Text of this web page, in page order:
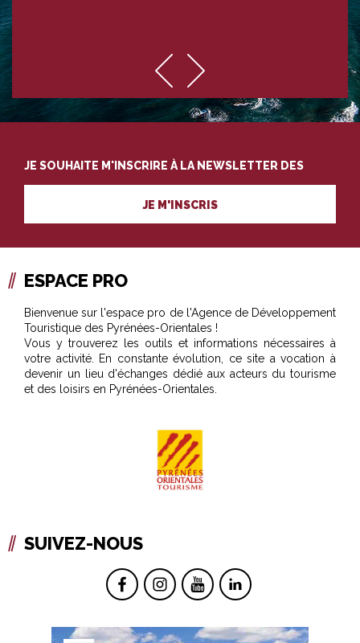
JE SOUHAITE M'INSCRIRE À LA NEWSLETTER DES
PROFESSIONNELS DU TOURISME
JE M'INSCRIS
ESPACE PRO
Bienvenue sur l'espace pro de l'Agence de Développement
Touristique des Pyrénées-Orientales !
Vous y trouverez les outils et informations nécessaires à
votre activité. En constante évolution, ce site a vocation à
devenir un lieu d'échanges dédié aux acteurs du tourisme
et des loisirs en Pyrénées-Orientales.
SUIVEZ-NOUS